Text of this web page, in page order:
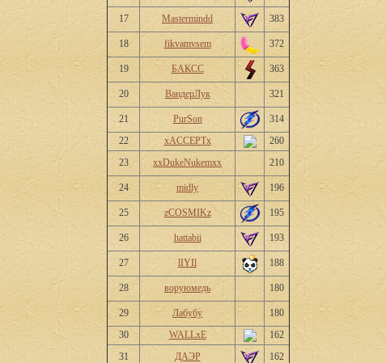
17 Mastermindd 383
18 fikvamvsem 372
19 БАКСС 363
20 ВандерЛук 321
21 PurSon
314
22
xACCEPTx
260
23
xxDukeNukemxx 210
24 midly 196
25 zCOSMIKz 195
26 hattabii 193
27 lIYIl 188
28 воруюмедь 180
29 Лабубу
180
30
WALLxE
162
31
ДАЭР 162